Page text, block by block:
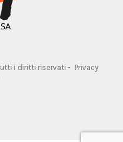
i diritti riservati - Privacy